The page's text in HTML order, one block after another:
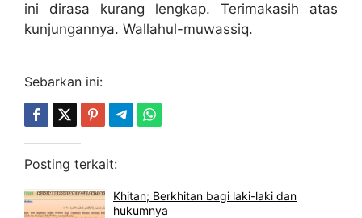
ini dirasa kurang lengkap. Terimakasih atas
kunjungannya. Wallahul-muwassiq.
Sebarkan ini:
Posting terkait:
Khitan; Berkhitan bagi laki-laki dan
hukumnya